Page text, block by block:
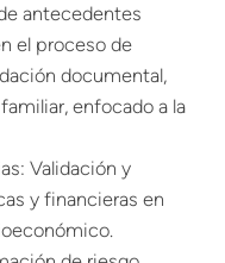
antecedentes
el proceso de
documental,
enfocado a la
Validación y
y financieras en